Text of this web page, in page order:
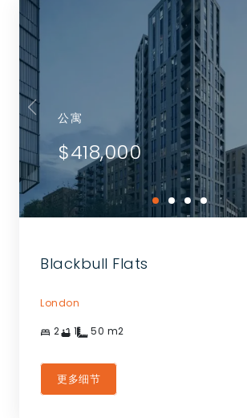
公寓
$418,000
Blackbull Flats
London
2 1 50 m2
更多细节